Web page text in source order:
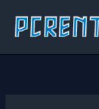
содержимому